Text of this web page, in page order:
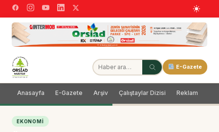
E-Gazete
Anasayfa E-Gazete Arşiv Çalıştaylar Dizisi Reklam
EKONOMI